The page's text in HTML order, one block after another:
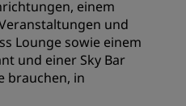
einem
und
Lounge sowie einem
und einer Sky Bar
brauchen, in